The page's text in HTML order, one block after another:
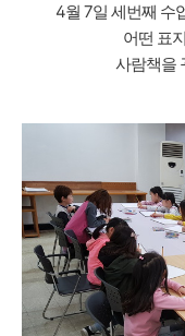
4월 7일 세번째 수
어떤 표
사람책을